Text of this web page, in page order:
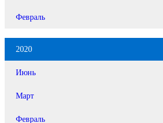
Февраль
2020
Июнь
Март
Февраль